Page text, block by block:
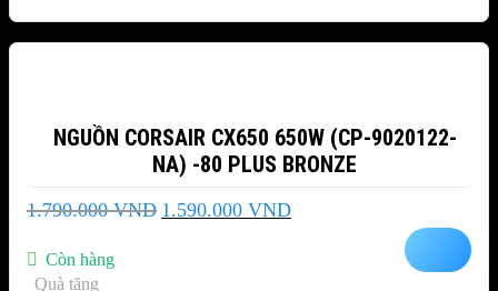
NGUỒN CORSAIR CX650 650W (CP-9020122-
NA) -80 PLUS BRONZE
1.790.000VND Giá
1.590.000 VNDGiá
Còn hàng
Quà tặng